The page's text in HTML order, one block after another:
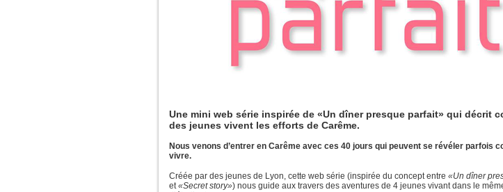
Une mini web série inspirée de «Un dîner presque parfait» qui décrit
des jeunes vivent les efforts de Carême.
Nous venons d’entrer en Carême avec ces 40 jours qui peuvent se révéler parfois
vivre.
Créée par des jeunes de Lyon, cette web série (inspirée du concept entre «Un dîner
et«Secret story») nous guide aux travers des aventures de 4 jeunes vivant dans le